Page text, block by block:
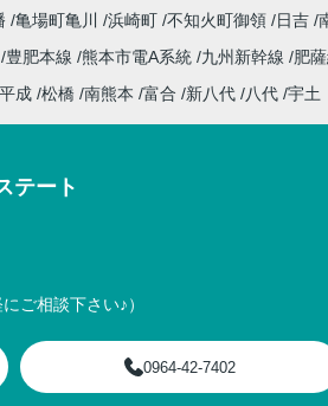
亀場町亀川 浜崎町 不知火町御領 日吉
豊肥本線 熊本市電A系統 九州新幹線 肥
平成 松橋 南熊本 富合 新八代 八代 宇土
テート
ご相談下さい♪）
0964-42-7402